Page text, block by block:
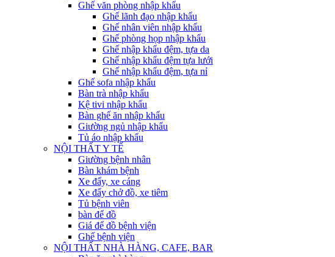
Ghế văn phòng nhập khẩu
Ghế lãnh đạo nhập khẩu
Ghế nhân viên nhập khẩu
Ghế phòng họp nhập khẩu
Ghế nhập khẩu đệm, tựa da
Ghế nhập khẩu đệm tựa lưới
Ghế nhập khẩu đệm, tựa nỉ
Ghế sofa nhập khẩu
Bàn trà nhập khẩu
Kệ tivi nhập khẩu
Bàn ghế ăn nhập khẩu
Giường ngủ nhập khẩu
Tủ áo nhập khẩu
NỘI THẤT Y TẾ
Giường bệnh nhân
Bàn khám bệnh
Xe đẩy, xe cáng
Xe đẩy chở đồ, xe tiêm
Tủ bệnh viên
bàn để đồ
Giá để đồ bệnh viện
Ghế bệnh viện
NỘI THẤT NHÀ HÀNG, CAFE, BAR